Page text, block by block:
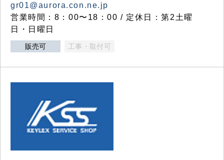
gr01@aurora.con.ne.jp
営業時間：8：00〜18：00 / 定休日：第2土曜
日・日曜日
販売可 工事・取付可